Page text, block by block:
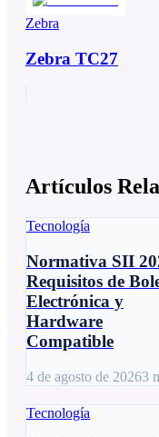
Zebra
Zebra TC27
Artículos
Tecnología
Normativa SII
Requisitos de
Electrónica y
Hardware
Compatible
4 de agosto de 20263
Tecnología